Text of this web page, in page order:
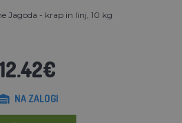
Jagoda - krap in linj, 10 kg
12.42€
NA ZALOGI